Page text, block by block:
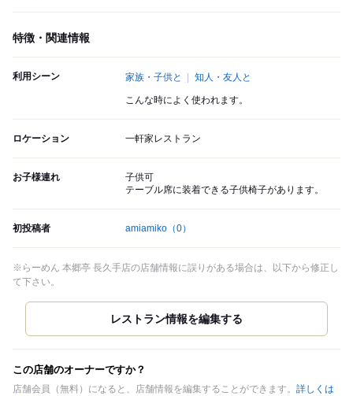
特徴・関連情報
利用シーン 家族・子供と 知人・友人と
こんな時によく使われます。
ロケーション 一軒家レストラン
お子様連れ
子供可
テーブル席に装着できる子供椅子があります。
初投稿者 amiamiko （0）
※らーめん 本郷亭 長久手店の店舗情報に誤りがある場合は、以下から修正し
て下さい。
この店舗のオーナーですか？
店舗会員（無料）になると、店舗情報を編集することができます。 詳しくは